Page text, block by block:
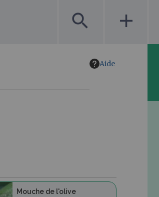
search add
Aide
Mouche de l'olive